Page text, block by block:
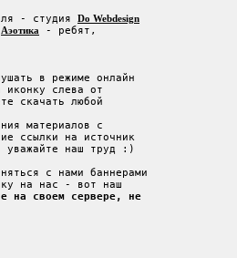
- студия Do Webdesign
Аэотика
- ребят,
в режиме онлайн
иконку слева от
скачать любой
материалов с
ссылки на источник
уважайте наш труд :)
с нами баннерами
на нас - вот наш
на своем сервере, не